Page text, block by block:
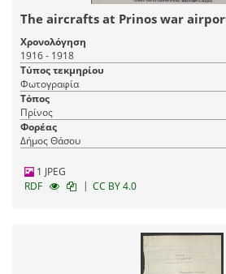
The aircrafts at Prinos war
Χρονολόγηση
1916 - 1918
Τύπος τεκμηρίου
Φωτογραφία
Τόπος
Πρίνος
Φορέας
Δήμος Θάσου
1 JPEG
RDF
| CC BY 4.0